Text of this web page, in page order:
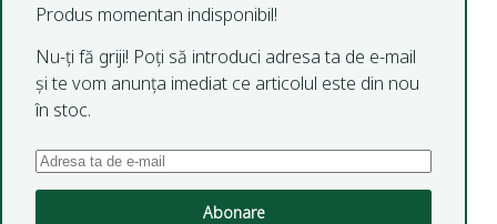
Produs momentan indisponibil!
Nu-ți fă griji! Poți să introduci adresa ta de e-mail
și te vom anunța imediat ce articolul este din nou
în stoc.
Abonare